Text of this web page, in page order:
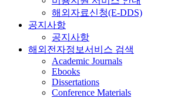
해외자료신청(E-DDS)
공지사항
공지사항
해외전자정보서비스 검색
Academic Journals
Ebooks
Dissertations
Conference Materials